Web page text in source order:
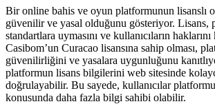
Bir online bahis ve oyun platformunun lisanslı
güvenilir ve yasal olduğunu gösteriyor. Lisans,
standartlara uymasını ve kullanıcıların haklarını
Casibom’un Curacao lisansına sahip olması,
güvenilirliğini ve yasalara uygunluğunu
platformun lisans bilgilerini web sitesinde
doğrulayabilir. Bu sayede, kullanıcılar
konusunda daha fazla bilgi sahibi olabilir.